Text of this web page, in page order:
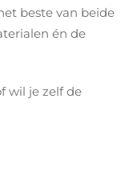
beste van beide
én de
wil je zelf de